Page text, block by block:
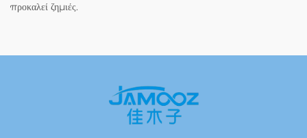
προκαλεί ζημιές.